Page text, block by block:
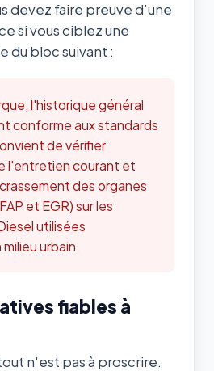
devez faire preuve d'une
si vous ciblez une
du bloc suivant :
l'historique général
conforme aux standards
de vérifier
l'entretien courant et
des organes
et EGR) sur les
utilisées
urbain.
fiables à
n'est pas à proscrire.